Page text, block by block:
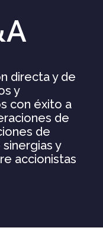
directa y de
y
con éxito a
de
de
y
accionistas